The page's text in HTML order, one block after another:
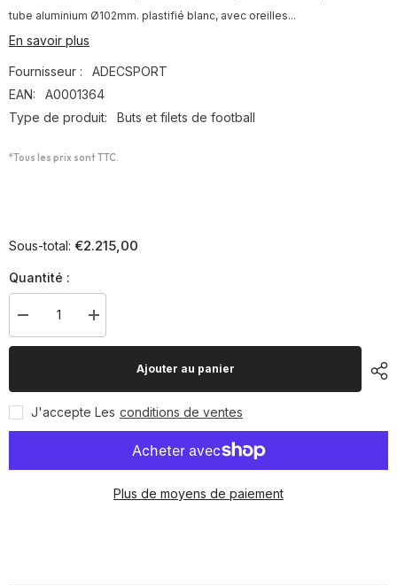
tube aluminium Ø102mm. plastifié blanc, avec oreilles...
En savoir plus
Fournisseur :
ADECSPORT
EAN:
A0001364
Type de produit:
Buts et filets de football
*Tous les prix sont TTC.
Sous-total: €2.215,00
Quantité :
Diminuer
la
quantité
à
8
transportable
alu
Augmenter
la
quantité
à
8
transportable
alu
(L&#39;unité)
Ajouter au panier
J'accepte Les conditions de ventes
Plus de moyens de paiement